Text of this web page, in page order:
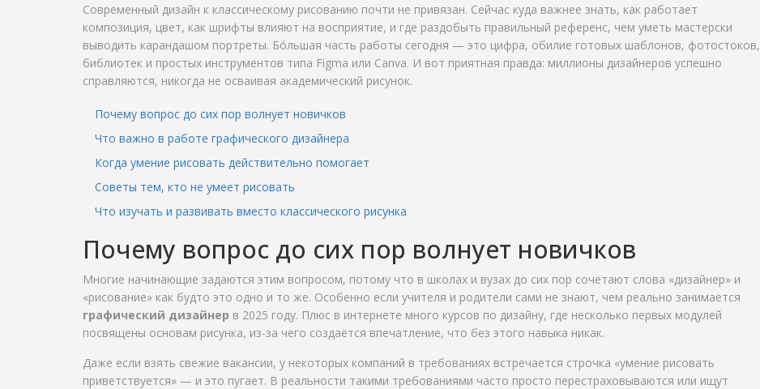
Современный дизайн к классическому рисованию почти не привязан. Сейчас куда важнее знать, как работает
композиция, цвет, как шрифты влияют на восприятие, и где раздобыть правильный референс, чем уметь мастерски
выводить карандашом портреты. Бóльшая часть работы сегодня — это цифра, обилие готовых шаблонов, фотостоков,
библиотек и простых инструментов типа Figma или Canva. И вот приятная правда: миллионы дизайнеров успешно
справляются, никогда не осваивая академический рисунок.
Почему вопрос до сих пор волнует новичков
Что важно в работе графического дизайнера
Когда умение рисовать действительно помогает
Советы тем, кто не умеет рисовать
Что изучать и развивать вместо классического рисунка
Почему вопрос до сих пор волнует новичков
Многие начинающие задаются этим вопросом, потому что в школах и вузах до сих пор сочетают слова «дизайнер» и
«рисование» как будто это одно и то же. Особенно если учителя и родители сами не знают, чем реально занимается
графический дизайнер в 2025 году. Плюс в интернете много курсов по дизайну, где несколько первых модулей
посвящены основам рисунка, из-за чего создаётся впечатление, что без этого навыка никак.
Даже если взять свежие вакансии, у некоторых компаний в требованиях встречается строчка «умение рисовать
приветствуется» — и это пугает. В реальности такими требованиями часто просто перестраховываются или ищут